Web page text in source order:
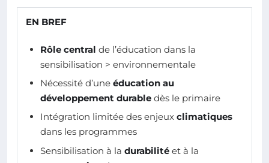
EN BREF
Rôle central de l’éducation dans la
sensibilisation > environnementale
Nécessité d’une éducation au
développement durable dès le primaire
Intégration limitée des enjeux climatiques
dans les programmes
Sensibilisation à la durabilité et à la